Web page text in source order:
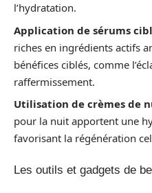
l’hydratation.
Application de sérums
riches en ingrédients actifs
bénéfices ciblés, comme
raffermissement.
Utilisation de crèmes de
pour la nuit apportent une
favorisant la régénération
Les outils et gadgets de